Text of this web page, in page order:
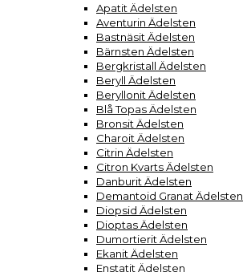
Apatit Ädelsten
Aventurin Ädelsten
Bastnäsit Ädelsten
Bärnsten Ädelsten
Bergkristall Ädelsten
Beryll Ädelsten
Beryllonit Ädelsten
Blå Topas Ädelsten
Bronsit Ädelsten
Charoit Ädelsten
Citrin Ädelsten
Citron Kvarts Ädelsten
Danburit Ädelsten
Demantoid Granat Ädelsten
Diopsid Ädelsten
Dioptas Ädelsten
Dumortierit Ädelsten
Ekanit Ädelsten
Enstatit Ädelsten